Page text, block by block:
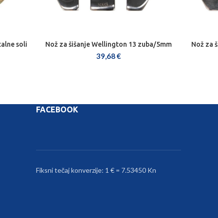
soli DODAJ U KOŠARICU
Nož za šišanje Wellington 13 zuba/5mm
39,68€
Nož za
FACEBOOK
Fiksni tečaj konverzije: 1 € = 7.53450 Kn